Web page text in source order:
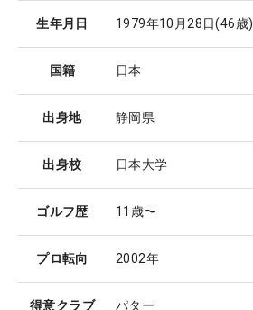
生年月日 1979年10月28日(46歳)
国籍 日本
出身地 静岡県
出身校 日本大学
ゴルフ歴 11歳〜
プロ転向 2002年
得意クラブ パター